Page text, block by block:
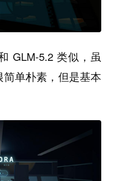
GLM-5.2 类似，虽
单朴素，但是基本